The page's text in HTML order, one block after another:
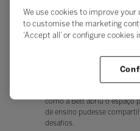
em inúmeras iniciativas de
“tornam possibilidades em
conquista de trazer para a
e como o poder de
alcançado por um regime
como a Bett abriu o espaço
de ensino pudesse
desafios.
We use cookies to improve
to customise the marketing
‘Accept all’ or configure cookies